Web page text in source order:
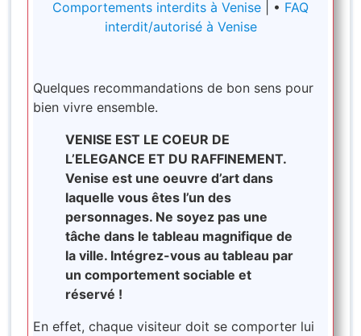
Comportements interdits à Venise | • FAQ
interdit/autorisé à Venise
Quelques recommandations de bon sens pour
bien vivre ensemble.
VENISE EST LE COEUR DE
L’ELEGANCE ET DU RAFFINEMENT.
Venise est une oeuvre d’art dans
laquelle vous êtes l’un des
personnages. Ne soyez pas une
tâche dans le tableau magnifique de
la ville. Intégrez-vous au tableau par
un comportement sociable et
réservé !
En effet, chaque visiteur doit se comporter lui